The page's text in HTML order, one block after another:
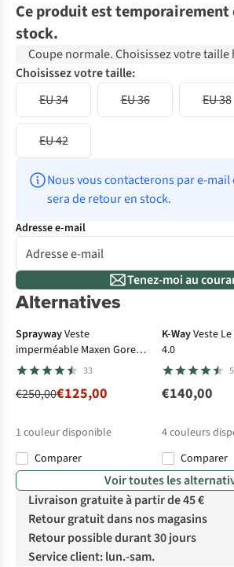
Ce produit est temporairement
stock.
Coupe normale. Choisissez votre
Choisissez votre taille:
EU 34
EU 36 EU 38
EU 42
Nous vous contacterons par e-
sera de retour en stock.
Adresse e-mail
Tenez-moi au
Alternatives
-50% Gore-Tex
SpraywayVeste
imperméable Maxen Gore-
Tex Jacket
33
€250,00€125,00
1 couleur disponible
Comparer
K-WayVeste
4.0
€140,00
4couleurs
Comparer
Voir toutes les
Livraison gratuite à partir de 45 €
Retour gratuit dans nos magasins
Retour possible durant 30 jours
Service client: lun.-sam.